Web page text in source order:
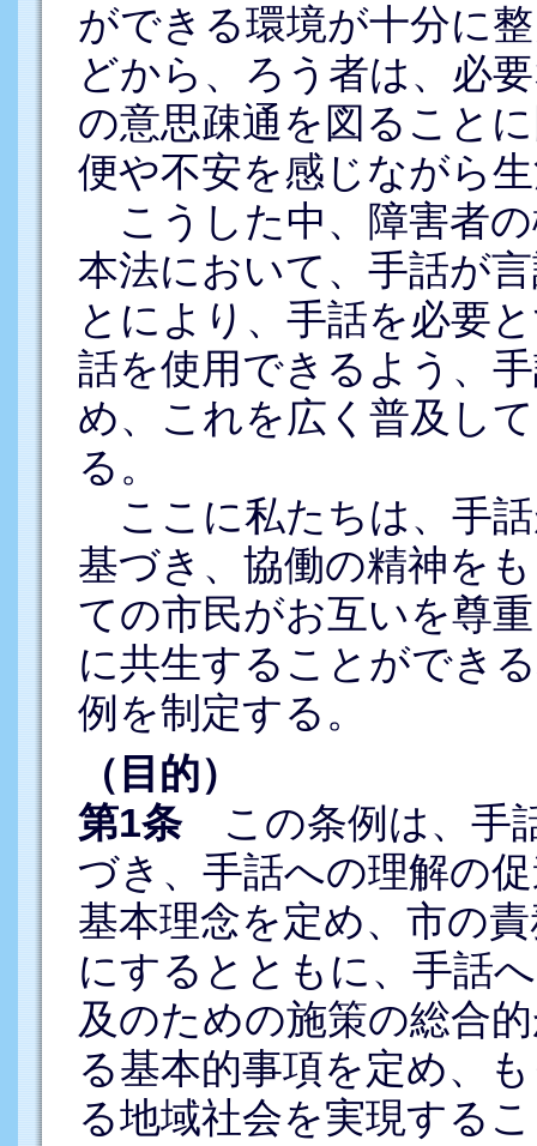
ができる環境が十分に
どから、ろう者は、必
の意思疎通を図ること
便や不安を感じながら
こうした中、障害者
本法において、手話が
とにより、手話を必要
話を使用できるよう、
め、これを広く普及し
る。
ここに私たちは、手
基づき、協働の精神を
ての市民がお互いを尊
に共生することができ
例を制定する。
（目的）
第1条この条例は、手
づき、手話への理解の
基本理念を定め、市の
にするとともに、手話
及のための施策の総合
る基本的事項を定め、
る地域社会を実現する